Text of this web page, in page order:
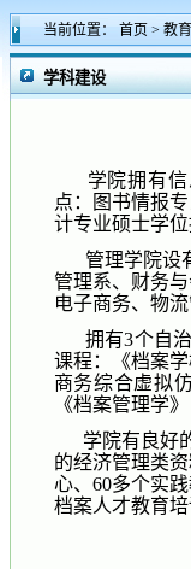
当前位置： 首页 > 教
学科建设
学院拥有
点：图书情报
计专业硕士学
管理学院设
管理系、财务
电子商务、物
拥有3个自
课程：《档案
商务综合虚拟
《档案管理学
学院有良好
的经济管理类
心、60多个实
档案人才教育